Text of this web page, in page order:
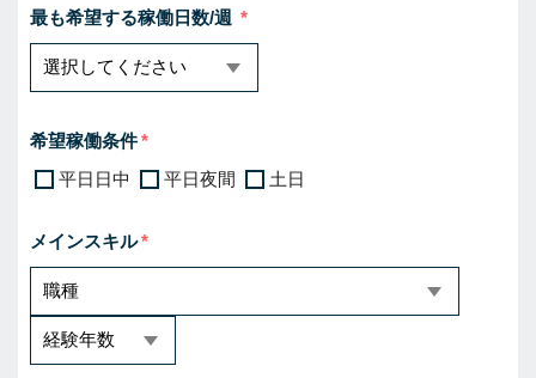
最も希望する稼働日数/週
希望稼働条件
平日日中
平日夜間 土日
メインスキル